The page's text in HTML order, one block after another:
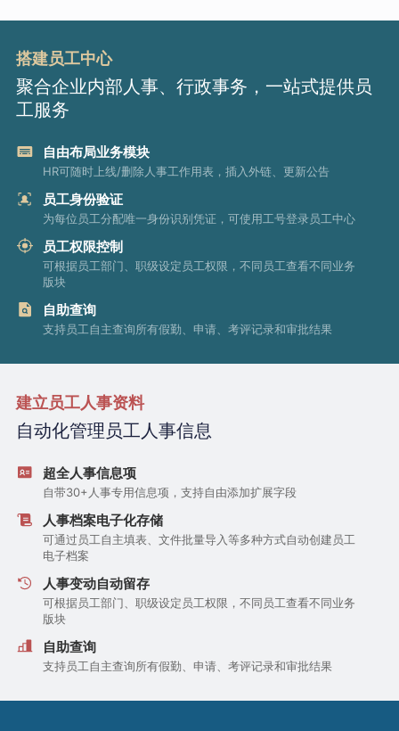
搭建员工中心
聚合企业内部人事、行政事务，一站式提供员
工服务
自由布局业务模块
HR可随时上线/删除人事工作用表，插入外链、更新公告
员工身份验证
为每位员工分配唯一身份识别凭证，可使用工号登录员工中心
员工权限控制
可根据员工部门、职级设定员工权限，不同员工查看不同业务
版块
自助查询
支持员工自主查询所有假勤、申请、考评记录和审批结果
建立员工人事资料
自动化管理员工人事信息
超全人事信息项
自带30+人事专用信息项，支持自由添加扩展字段
人事档案电子化存储
可通过员工自主填表、文件批量导入等多种方式自动创建员工
电子档案
人事变动自动留存
可根据员工部门、职级设定员工权限，不同员工查看不同业务
版块
自助查询
支持员工自主查询所有假勤、申请、考评记录和审批结果